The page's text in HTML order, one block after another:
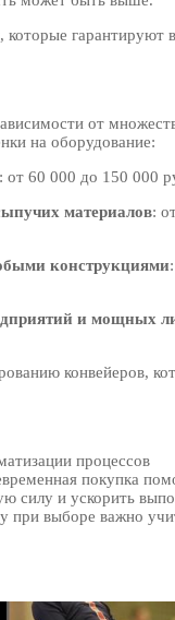
которые гарантируют
от
на оборудование:
: от 60 000 до 150 000
материалов:
конструкциями
и мощных
конвейеров,
процессов
покупка
силу и ускорить
при выборе важно